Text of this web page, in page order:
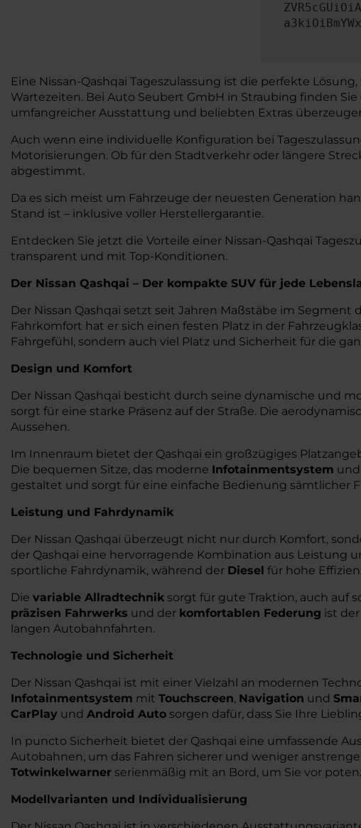
Eine Nissan-Qashqai Tageszulassung ist die perfekte
Wartezeiten. Bei Auto Seubert GmbH in Straubing finden
umfangreicher Ausstattung und beliebten Extras
Auch wenn eine individuelle Konfiguration bei
Motorisierungen. Ob für den Stadtverkehr oder längere
abgestimmt.
Da es sich meist um Fahrzeuge der neuesten Generation
Stand ist – inklusive voller Herstellergarantie.
Entdecken Sie jetzt die Vorteile einer Nissan-Qashqai
transparent und mit Top-Konditionen.
Der Nissan Qashqai – Der kompakte SUV für jede
Der Nissan Qashqai setzt seit Jahren Maßstäbe im
Fahrkomfort hat er sich einen festen Platz in der
Fahrgefühl, sondern auch viel Platz und Sicherheit für die
Design und Komfort
Der Nissan Qashqai besticht durch seine dynamische und
sorgt für eine starke Präsenz auf der Straße. Die
Aussehen.
Im Innenraum bietet der Qashqai ein großzügiges
Die bequemen Sitze, das moderne Infotainmentsystem
gestaltet und sorgt für eine einfache Bedienung sämtlicher
Leistung und Fahrdynamik
Der Nissan Qashqai überzeugt nicht nur durch Komfort,
der Qashqai eine hervorragende Kombination aus Leistung
sportliche Fahrdynamik, während der Diesel für hohe
Die variable Allradtechnik sorgt für gute Traktion, auch auf
präzisen Fahrwerks und der komfortablen Federung ist
langen Autobahnfahrten.
Technologie und Sicherheit
Der Nissan Qashqai ist mit einer Vielzahl an modernen
Infotainmentsystem mit Touchscreen, Navigation und
CarPlay und Android Auto sorgen dafür, dass Sie Ihre
In puncto Sicherheit bietet der Qashqai eine umfassende
Autobahnen, um das Fahren sicherer und weniger
Totwinkelwarner serienmäßig mit an Bord, um Sie vor
Modellvarianten und Individualisierung